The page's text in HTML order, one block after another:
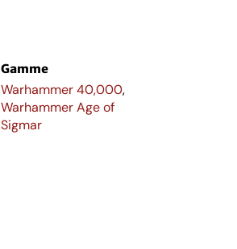
Gamme
Warhammer 40,000,
Warhammer Age of
Sigmar